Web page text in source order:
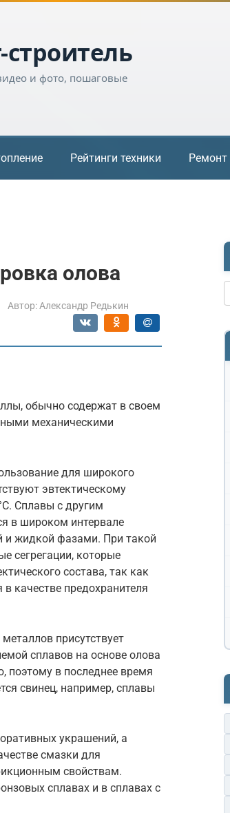
и фото, пошаговые
Рейтинги техники Ремонт
олова
Автор: Александр Редькин
обычно содержат в своем
механическими
для широкого
эвтектическому
Сплавы с другим
в широком интервале
и жидкой фазами. При такой
сегрегации, которые
состава, так как
качестве предохранителя
присутствует
сплавов на основе олова
поэтому в последнее время
свинец, например, сплавы
украшений, а
смазки для
свойствам.
сплавах и в сплавах с